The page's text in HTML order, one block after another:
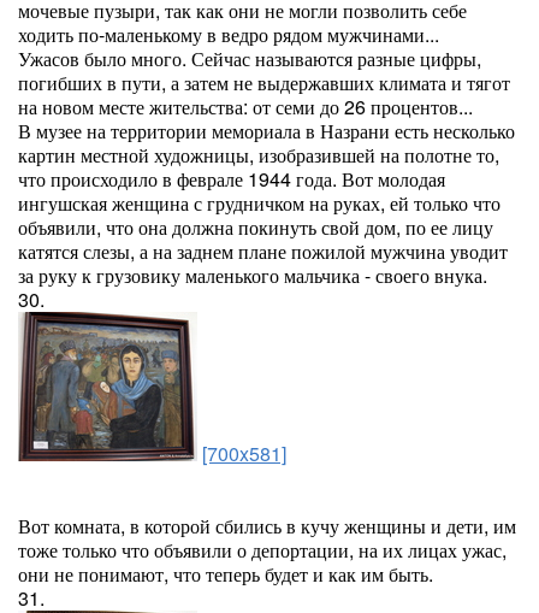
мочевые пузыри, так как они не могли позволить себе
ходить по-маленькому в ведро рядом мужчинами...
Ужасов было много. Сейчас называются разные цифры,
погибших в пути, а затем не выдержавших климата и тягот
на новом месте жительства: от семи до 26 процентов...
В музее на территории мемориала в Назрани есть несколько
картин местной художницы, изобразившей на полотне то,
что происходило в феврале 1944 года. Вот молодая
ингушская женщина с грудничком на руках, ей только что
объявили, что она должна покинуть свой дом, по ее лицу
катятся слезы, а на заднем плане пожилой мужчина уводит
за руку к грузовику маленького мальчика - своего внука.
30.
[700x581]
Вот комната, в которой сбились в кучу женщины и дети, им
тоже только что объявили о депортации, на их лицах ужас,
они не понимают, что теперь будет и как им быть.
31.